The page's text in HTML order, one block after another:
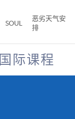
SOUL
恶劣天气安
排
国际课程